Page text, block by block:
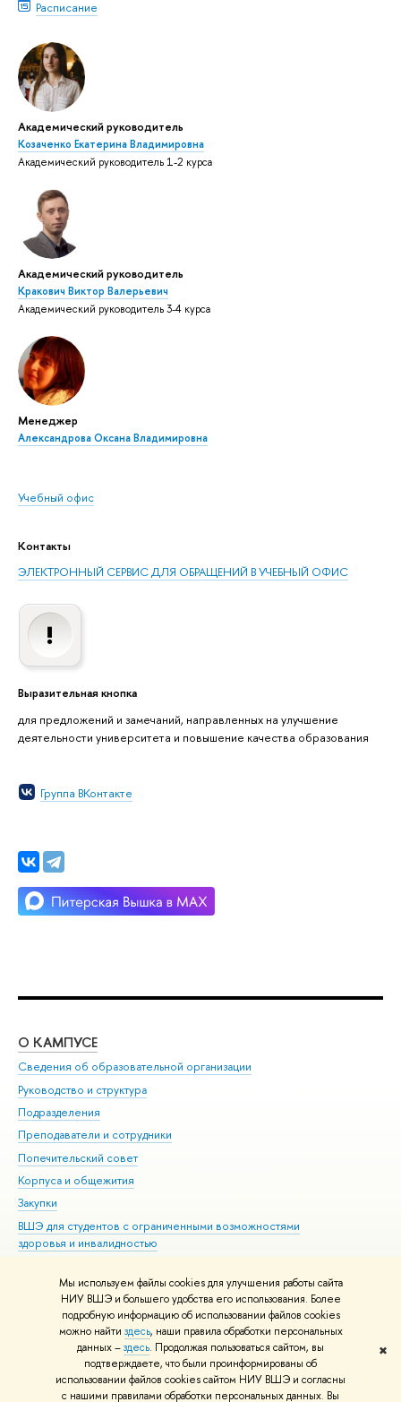
Мы используем файлы cookies для улучшения работы сайта
НИУ ВШЭ и большего удобства его использования. Более
подробную информацию об использовании файлов cookies
можно найти здесь, наши правила обработки персональных
данных –здесь. Продолжая пользоваться сайтом, вы
подтверждаете, что были проинформированы об
использовании файлов cookies сайтом НИУ ВШЭ и согласны
с нашими правилами обработки персональных данных. Вы
✖
Расписание
Академический руководитель
Козаченко Екатерина Владимировна
Академический руководитель 1-2 курса
Академический руководитель
Кракович Виктор Валерьевич
Академический руководитель 3-4 курса
Менеджер
Александрова Оксана Владимировна
Учебный офис
Контакты
ЭЛЕКТРОННЫЙ СЕРВИС ДЛЯ ОБРАЩЕНИЙ В УЧЕБНЫЙ ОФИС
Выразительная кнопка
для предложений и замечаний, направленных на улучшение
деятельности университета и повышение качества образования
Группа ВКонтакте
О КАМПУСЕ
Сведения об образовательной организации
Руководство и структура
Подразделения
Преподаватели и сотрудники
Попечительский совет
Корпуса и общежития
Закупки
ВШЭ для студентов с ограниченными возможностями
здоровья и инвалидностью
Единая платежная страница
© НИУ ВШЭ 1993–2026 Адреса и контакты Условия использования
материалов Политика конфиденциальности Карта сайта